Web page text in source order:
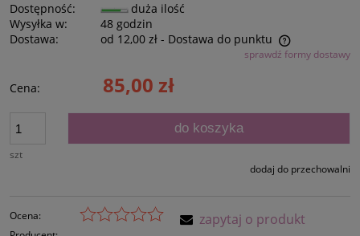
Dostępność:
duża ilość
Wysyłka w:
48 godzin
Dostawa:
od 12,00 zł - Dostawa do punktu
Cena nie zawiera ewentualnych kosztów płatnościsprawdź formy dostawy
Cena: 85,00 zł
szt
do koszyka
dodaj do przechowalni
Ocena:
zapytaj o produkt